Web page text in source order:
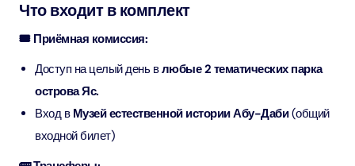
Что входит в комплект
🎟️ Приёмная комиссия:
Доступ на целый день влюбые 2 тематических парка
острова Яс.
Вход в Музей естественной истории Абу-Даби(общий
входной билет)